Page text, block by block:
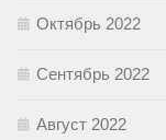
Октябрь 2022
Сентябрь 2022
Август 2022